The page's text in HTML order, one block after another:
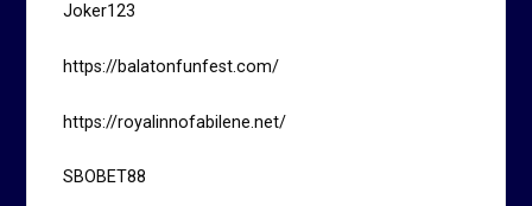
Joker123
https://balatonfunfest.com/
https://royalinnofabilene.net/
SBOBET88